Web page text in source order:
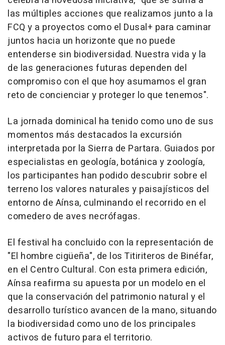
las múltiples acciones que realizamos junto a la
FCQ y a proyectos como el Dusal+ para caminar
juntos hacia un horizonte que no puede
entenderse sin biodiversidad. Nuestra vida y la
de las generaciones futuras dependen del
compromiso con el que hoy asumamos el gran
reto de concienciar y proteger lo que tenemos".
La jornada dominical ha tenido como uno de sus
momentos más destacados la excursión
interpretada por la Sierra de Partara. Guiados por
especialistas en geología, botánica y zoología,
los participantes han podido descubrir sobre el
terreno los valores naturales y paisajísticos del
entorno de Aínsa, culminando el recorrido en el
comedero de aves necrófagas.
El festival ha concluido con la representación de
"El hombre cigüeña", de los Titiriteros de Binéfar,
en el Centro Cultural. Con esta primera edición,
Aínsa reafirma su apuesta por un modelo en el
que la conservación del patrimonio natural y el
desarrollo turístico avancen de la mano, situando
la biodiversidad como uno de los principales
activos de futuro para el territorio.